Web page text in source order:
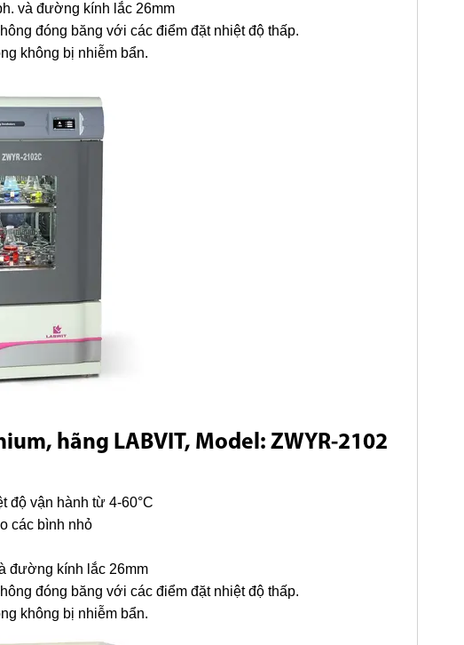
và đường kính lắc 26mm
đóng băng với các điểm đặt nhiệt độ thấp.
không bị nhiễm bẩn.
hãng LABVIT, Model: ZWYR-2102
độ vận hành từ 4-60°C
các bình nhỏ
đường kính lắc 26mm
đóng băng với các điểm đặt nhiệt độ thấp.
không bị nhiễm bẩn.